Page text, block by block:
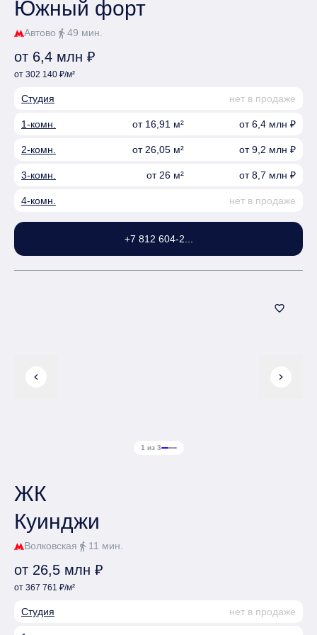
Южный форт
Автово directions_walk49 мин.
от 6,4 млн ₽
от 302 140 ₽/м²
Студия нет в продаже
1-комн. от 16,91 м² от 6,4 млн ₽
2-комн. от 26,05 м² от 9,2 млн ₽
3-комн. от 26 м² от 8,7 млн ₽
4-комн. нет в продаже
+7 812 604-2...
chevron_left chevron_right
1 из 3
favorite_border
ЖК
Куинджи
Волковская directions_walk 11 мин.
от 26,5 млн ₽
от 367 761 ₽/м²
Студия нет в продаже